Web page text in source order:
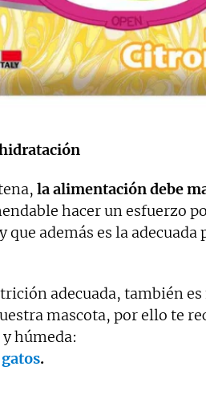
la alimentación debe
hacer un esfuerzo
que además es la adecuada
adecuada, también
mascota, por ello te
húmeda:
.